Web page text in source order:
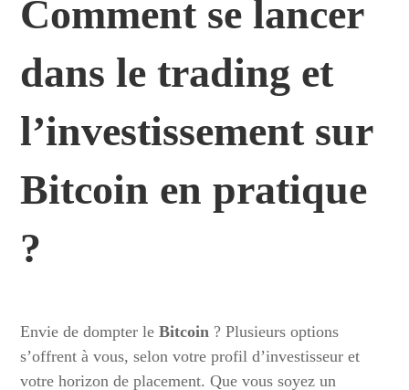
Comment se lancer
dans le trading et
l’investissement sur
Bitcoin en pratique
?
Envie de dompter leBitcoin ? Plusieurs options
s’offrent à vous, selon votre profil d’investisseur et
votre horizon de placement. Que vous soyez un